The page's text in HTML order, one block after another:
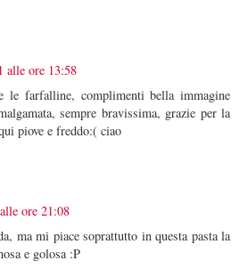
alle ore 13:58
le farfalline, complimenti bella immagine
sempre bravissima, grazie per la
piove e freddo:( ciao
ore 21:08
ma mi piace soprattutto in questa pasta la
e golosa :P